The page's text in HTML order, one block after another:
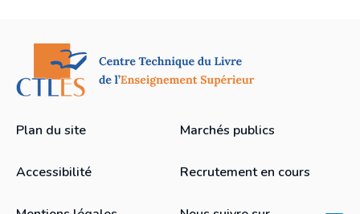
Plan du site
Accessibilité
Marchés publics
Recrutement en cours